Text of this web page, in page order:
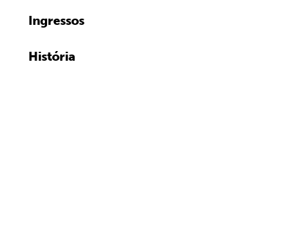
Ingressos
História